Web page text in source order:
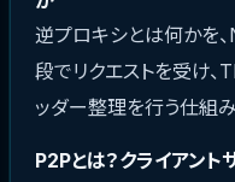
逆プロキシとは何かを
段でリクエストを受け、
ッダー整理を行う仕組
P2Pとは？クライアント